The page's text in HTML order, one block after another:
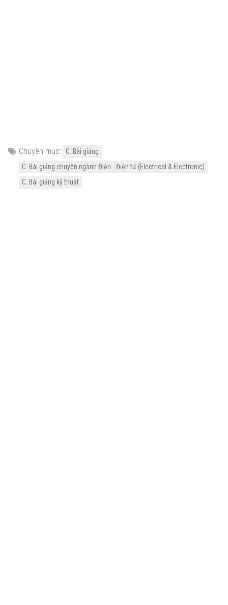
Chuyên mục:
C. Bài giảng
C. Bài giảng chuyên ngành Điện - Điện tử (Electrical & Electronic)
C. Bài giảng kỹ thuật